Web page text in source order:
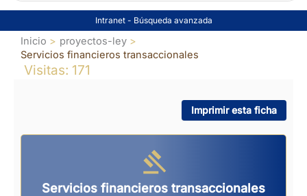
Intranet - Búsqueda avanzada
Inicio
proyectos-ley
Servicios financieros transaccionales
Visitas: 171
Imprimir esta ficha
Servicios financieros transaccionales